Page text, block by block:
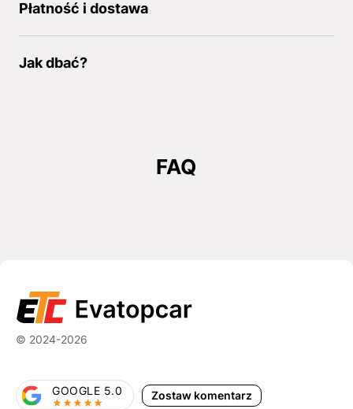
Płatność i dostawa
Jak dbać?
FAQ
© 2024-2026
Zostaw komentarz
GOOGLE 5.0